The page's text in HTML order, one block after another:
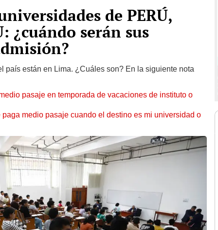
de PERÚ,
¿cuándo serán sus
país están en Lima. ¿Cuáles son? En la siguiente nota
pasaje en temporada de vacaciones de instituto o
medio pasaje cuando el destino es mi universidad o